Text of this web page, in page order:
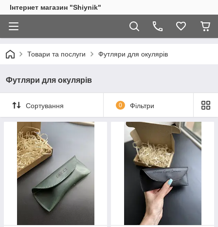
Інтернет магазин "Shiynik"
Товари та послуги Футляри для окулярів
Футляри для окулярів
Сортування 0 Фільтри